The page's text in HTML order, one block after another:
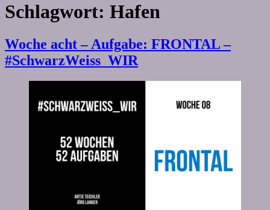
Schlagwort: Hafen
Woche acht – Aufgabe: FRONTAL –
#SchwarzWeiss_WIR